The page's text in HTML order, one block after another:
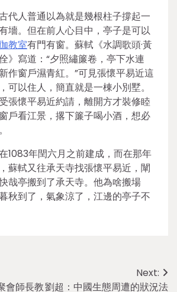
代人普通以為就是幾根柱子撐起一
墻。但在前人心目中，亭子是可以
教室有門有窗。蘇軾《水調歌頭·黃
》寫道：“夕照繡簾卷，亭下水連
作窗戶濕青紅。”可見張懷平易近這
可以住人，簡直就是一棟小別墅。
張懷平易近約請，離開方才裝修睦
戶看江景，撂下簾子喝小酒，想必
1083年閏六月之前建成，而在那年
蘇軾又往承天寺找張懷平易近，闡
哉亭搬到了承天寺。他為啥搬場
秋到了，氣象涼了，江邊的亭子不
會師長教
Next:
劉超：中國生態周遭的狀況法